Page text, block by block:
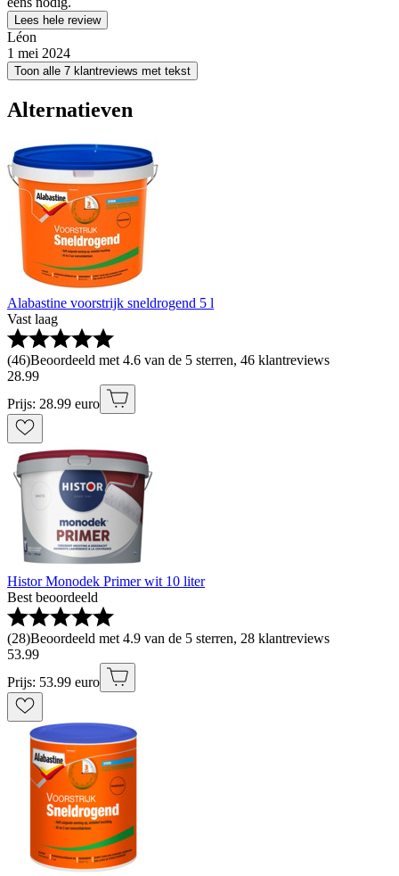
Lees hele review
Léon
1 mei 2024
Toon alle 7 klantreviews met tekst
Alternatieven
Alabastine voorstrijk sneldrogend 5 l
Vast laag
(46)Beoordeeld met 4.6 van de 5 sterren, 46 klantreviews
28.99
Prijs: 28.99 euro
Histor Monodek Primer wit 10 liter
Best beoordeeld
(28)Beoordeeld met 4.9 van de 5 sterren, 28 klantreviews
53.99
Prijs: 53.99 euro